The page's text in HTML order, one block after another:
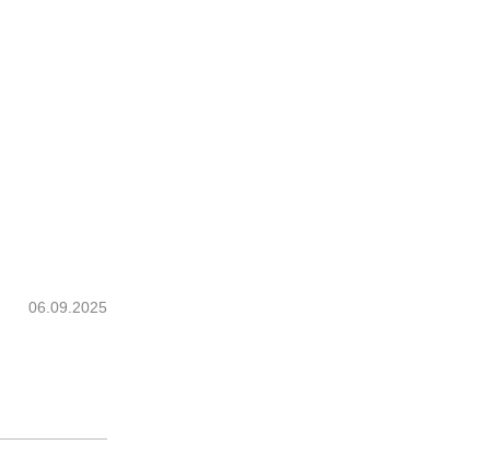
06.09.2025